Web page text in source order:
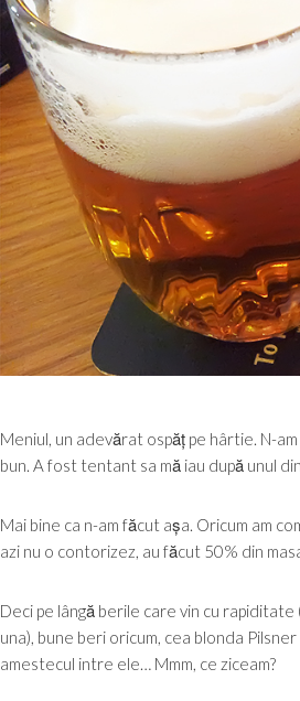
Meniul, un adevărat ospăț pe hârtie. N-
bun. A fost tentant sa mă iau după unul
Mai bine ca n-am făcut așa. Oricum am
azi nu o contorizez, au făcut 50% din
Deci pe lângă berile care vin cu
una), bune beri oricum, cea blonda
amestecul intre ele… Mmm, ce ziceam?